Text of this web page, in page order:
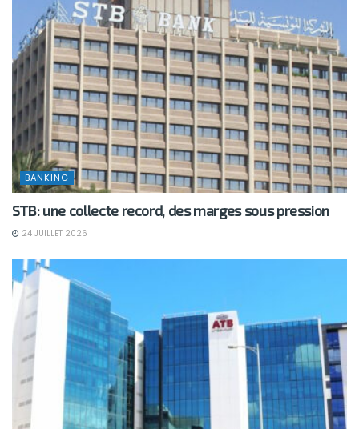
BANKING
STB: une collecte record, des marges sous pression
24 JUILLET 2026